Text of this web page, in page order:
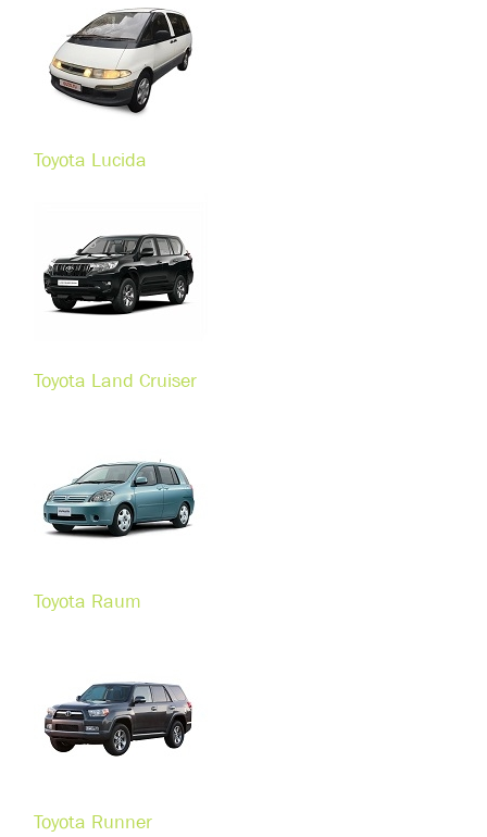
Toyota Lucida
Toyota Land Cruiser
Toyota Raum
Toyota Runner